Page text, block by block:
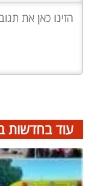
עוד בחדשות